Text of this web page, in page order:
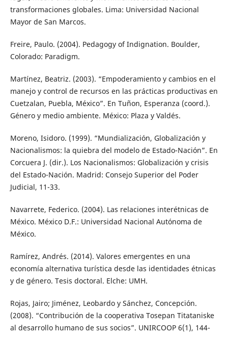
transformaciones globales. Lima: Universidad Nacional
Mayor de San Marcos.
Freire, Paulo. (2004). Pedagogy of Indignation. Boulder,
Colorado: Paradigm.
Martínez, Beatriz. (2003). “Empoderamiento y cambios en el
manejo y control de recursos en las prácticas productivas en
Cuetzalan, Puebla, México”. En Tuñon, Esperanza (coord.).
Género y medio ambiente. México: Plaza y Valdés.
Moreno, Isidoro. (1999). “Mundialización, Globalización y
Nacionalismos: la quiebra del modelo de Estado-Nación”. En
Corcuera J. (dir.). Los Nacionalismos: Globalización y crisis
del Estado-Nación. Madrid: Consejo Superior del Poder
Judicial, 11-33.
Navarrete, Federico. (2004). Las relaciones interétnicas de
México. México D.F.: Universidad Nacional Autónoma de
México.
Ramírez, Andrés. (2014). Valores emergentes en una
economía alternativa turística desde las identidades étnicas
y de género. Tesis doctoral. Elche: UMH.
Rojas, Jairo; Jiménez, Leobardo y Sánchez, Concepción.
(2008). “Contribución de la cooperativa Tosepan Titataniske
al desarrollo humano de sus socios”. UNIRCOOP 6(1), 144-